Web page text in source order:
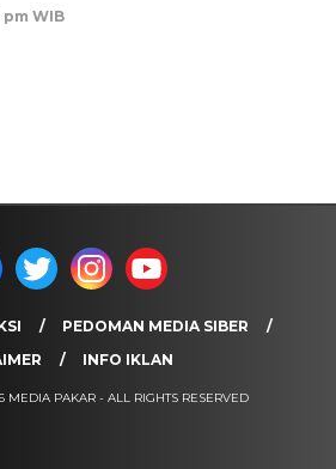
WIB
PEDOMAN MEDIA SIBER
INFO IKLAN
MEDIA PAKAR - ALL RIGHTS RESERVED